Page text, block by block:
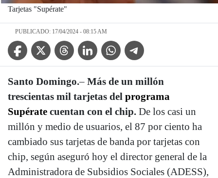
Tarjetas "Supérate"
PUBLICADO: 17/04/2024 - 08:15 AM
Facebook IconTwitter IconThreads IconLinkedin IconWhatsApp IconTelegram Icon
Santo Domingo.– Más de un millón
trescientas mil tarjetas del programa
Supérate cuentan con el chip. De los casi un
millón y medio de usuarios, el 87 por ciento ha
cambiado sus tarjetas de banda por tarjetas con
chip, según aseguró hoy el director general de la
Administradora de Subsidios Sociales (ADESS),